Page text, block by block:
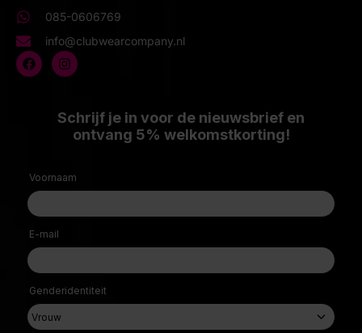
085-0606769
info@clubwearcompany.nl